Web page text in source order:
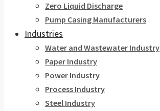
Zero Liquid Discharge
Pump Casing Manufacturers
Industries
Water and Wastewater Industry
Paper Industry
Power Industry
Process Industry
Steel Industry